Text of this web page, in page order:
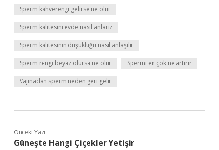
Sperm kahverengi gelirse ne olur
Sperm kalitesini evde nasıl anlarız
Sperm kalitesinin düşüklüğü nasıl anlaşılır
Sperm rengi beyaz olursa ne olur Spermi en çok ne artırır
Vajinadan sperm neden geri gelir
Önceki Yazı
Güneşte Hangi Çiçekler Yetişir